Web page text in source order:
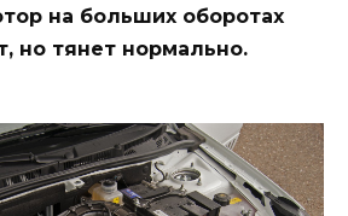
на больших оборотах
но тянет нормально.